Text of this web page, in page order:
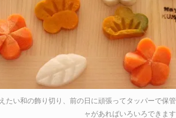
たい和の飾り切り、前の日に頑張ってタッパーで保
ャがあればいろいろできます